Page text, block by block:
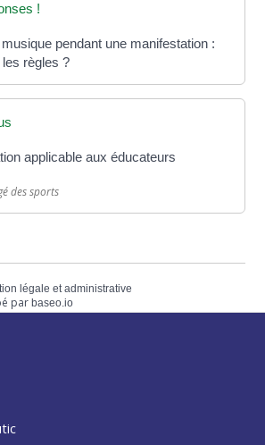
!
pendant une manifestation :
règles ?
applicable aux éducateurs
des sports
légale et administrative
parbaseo.io